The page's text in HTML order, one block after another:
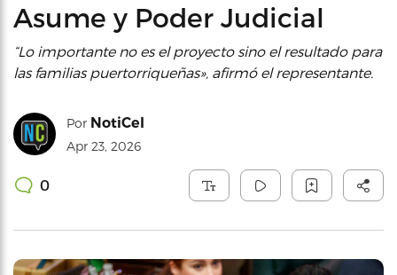
Asume y Poder Judicial
“Lo importante no es el proyecto sino el resultado para
las familias puertorriqueñas», afirmó el representante.
Por NotiCel
Apr 23, 2026
0